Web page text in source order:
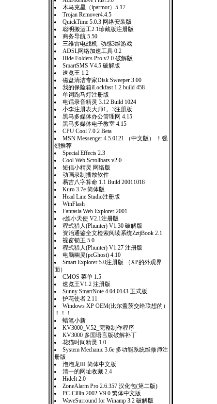
木马克星（iparmor）5.17
Trojan Remover4.4.5
QuickTime 5.0.3 网络安装版
聪明搬运工2.1珍藏版注册版
商务导航 5.50
三维雷电战机 动感3维游戏
ADSL网络加速工具 0.2
Hide Folders Pro v2.0 破解版
SmartSMS V4.5 破解版
速览王 1.2
磁盘清洁专家Disk Sweeper 3.00
我的保险箱iLockfast 1.2 build 458
单词跑马灯注册版
电话录音精灵 3.12 Build 1024
小李注册表大师1。3注册版
黑马多媒体办公管理网 4.15
黑马多媒体电子教室 4.15
CPU Cool 7.0.2 Beta
MSN Messenger 4.5.0121 （中文版） ！强
烈推荐
Special Effects 2.3
Cool Web Scrollbars v2.0
短信小精灵 网络版
动画录制播放软件
易吉八字算命 1.1 Build 20011018
Kuro 3.7e 简体版
Head Line Studio注册版
WinFlash
Fantasia Web Explorer 2001
e族小天使 V2.1注册版
程式猎人(Phunter) V1.30 破解版
资治通鉴全文检索阅读系统ZztjBook 2.1
视窗锁王 5.0
程式猎人(Phunter) V1.27 注册版
电脑幽灵(pcGhost) 4.10
Smart Explorer 5.0注册版 （XP的外观界
面）
CMOS 菜单 1.5
速览王V1.2 注册版
Sunny SmartNote 4.04.0143 正式版
护花使者 2.11
Windows XP OEM(比尔盖茨交给联想的）
！！！
蜡笔小新
KV3000_V.52_完整制作程序
KV3000 多国语言版破解补丁
花猫时间精灵 1.0
System Mechanic 3.6e 多功能系统维修师注
册版
泡泡龙III 简体中文版
清一的网址收藏 2.4
HideIt 2.0
ZoneAlarm Pro 2.6.357 汉化包(第二版)
PC-Cillin 2002 V9.0 繁体中文版
WaveSurround for Winamp 3.2 破解版